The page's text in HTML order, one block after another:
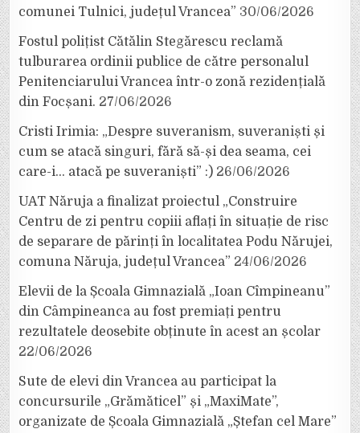
comunei Tulnici, județul Vrancea” 30/06/2026
Fostul polițist Cătălin Stegărescu reclamă
tulburarea ordinii publice de către personalul
Penitenciarului Vrancea într-o zonă rezidențială
din Focșani. 27/06/2026
Cristi Irimia: „Despre suveranism, suveraniști și
cum se atacă singuri, fără să-și dea seama, cei
care-i… atacă pe suveraniști” :) 26/06/2026
UAT Năruja a finalizat proiectul „Construire
Centru de zi pentru copiii aflați în situație de risc
de separare de părinți în localitatea Podu Nărujei,
comuna Năruja, județul Vrancea” 24/06/2026
Elevii de la Școala Gimnazială „Ioan Cîmpineanu”
din Câmpineanca au fost premiați pentru
rezultatele deosebite obținute în acest an școlar
22/06/2026
Sute de elevi din Vrancea au participat la
concursurile „Grămăticel” și „MaxiMate”,
organizate de Școala Gimnazială „Ștefan cel Mare”